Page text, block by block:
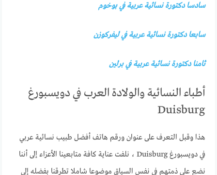
سادسا دكتورة نسائية عربية في بوخوم
سابعا دكتورة نسائية عربية في ليفركوزن
ثامنا دكتورة نسائية عربية في برلين
أطباء النسائية والولادة العرب في دويسبورغ
Duisburg
هذا وقبل التعرف على عنوان ورقم هاتف أفضل طبيب نسائية عربي
في دويسبورغ Duisburg ، نلفت عناية كافة متابعينا الأعزاء إلى أننا
نضع على ذمتهم في نفس السياق موضوعا شاملا تطرقنا بفضله إلى